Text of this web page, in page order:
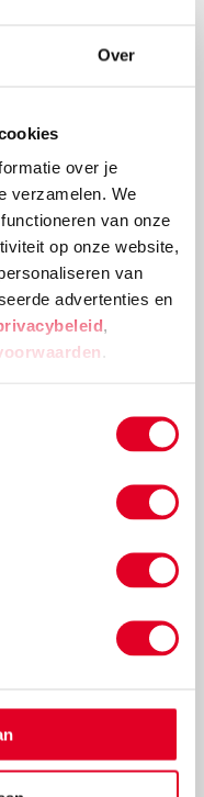
Over
over je
verzamelen. We
van onze
op onze website,
van
advertenties en
,
.
in jouw
dat binnen
in Nederland
wij snappen het
voor kinderen.
is? Dat vertellen
zo! Want kinderen
op
stilzitten in de